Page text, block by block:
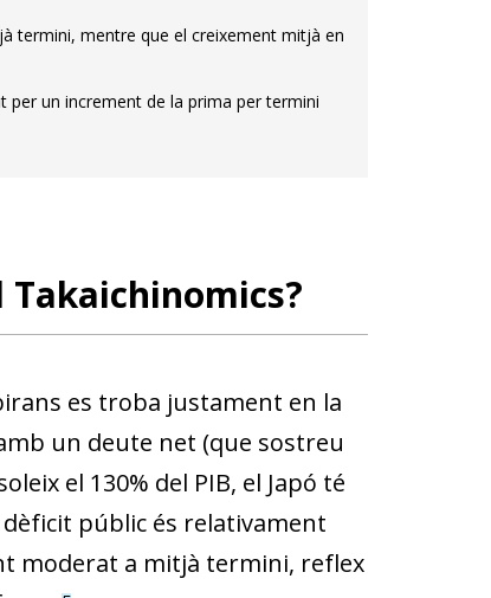
termini, mentre que el creixement mitjà en
per un increment de la prima per termini
Takaichinomics?
es troba justament en la
un deute net (que sostreu
el 130% del PIB, el Japó té
públic és relativament
moderat a mitjà termini, reflex